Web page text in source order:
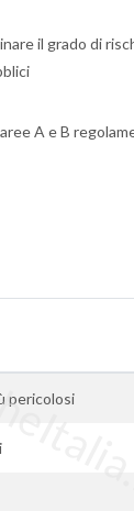
il grado di
A e B
pericolosi